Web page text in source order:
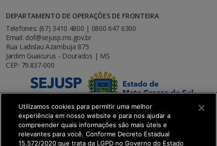
DEPARTAMENTO DE OPERAÇÕES DE FRONTEIRA
Telefones: (67) 3410 4800 | 0800 647 6300
Email: dof@sejusp.ms.gov.br
Rua Ladislau Azambuja 875
Jardim Guaicurus - Dourados | MS
CEP: 79.837-000
Utilizamos cookies para permitir uma melhor
experiência em nosso website e para nos ajudar a
compreender quais informações são mais úteis e
relevantes para você. Conforme Decreto Estadual
15.572/2020 que trata da LGPD no Governo do Estado